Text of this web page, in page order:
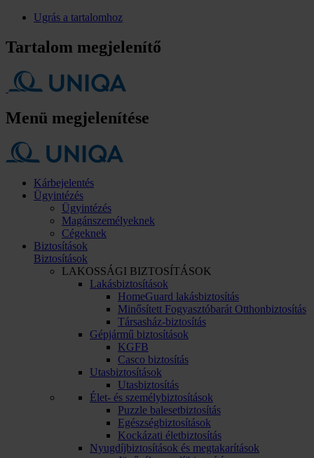
Ugrás a tartalomhoz
Tartalom megjelenítő
Menü megjelenítése
Kárbejelentés
Ügyintézés
Ügyintézés
Magánszemélyeknek
Cégeknek
Biztosítások
Biztosítások
LAKOSSÁGI BIZTOSÍTÁSOK
Lakásbiztosítások
HomeGuard lakásbiztosítás
Minősített Fogyasztóbarát Otthonbiztosítás
Társasház-biztosítás
Gépjármű biztosítások
KGFB
Casco biztosítás
Utasbiztosítások
Utasbiztosítás
Élet- és személybiztosítások
Puzzle balesetbiztosítás
Egészségbiztosítások
Kockázati életbiztosítás
Nyugdíjbiztosítások és megtakarítások